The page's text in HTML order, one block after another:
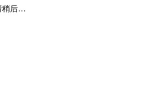
稍后…